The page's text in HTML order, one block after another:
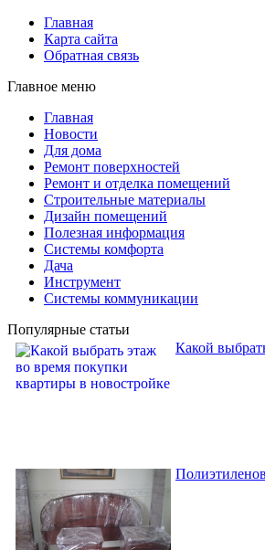
Главная
Карта сайта
Обратная связь
Главное меню
Главная
Новости
Для дома
Ремонт поверхностей
Ремонт и отделка помещений
Строительные материалы
Дизайн помещений
Полезная информация
Системы комфорта
Дача
Инструмент
Системы коммуникации
Популярные статьи
Какой